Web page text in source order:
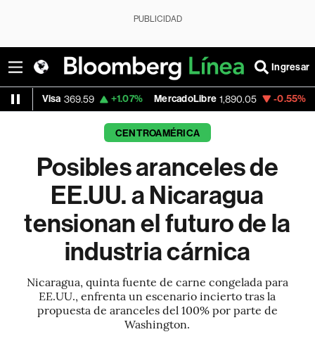
PUBLICIDAD
Ingresar
+1.07% MercadoLibre 1,890.05 -0.55% Banco de
CENTROAMÉRICA
Posibles aranceles de
EE.UU. a Nicaragua
tensionan el futuro de la
industria cárnica
Nicaragua, quinta fuente de carne congelada para
EE.UU., enfrenta un escenario incierto tras la
propuesta de aranceles del 100% por parte de
Washington.